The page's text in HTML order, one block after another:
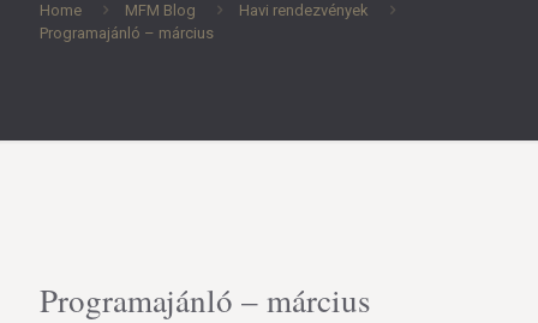
Home MFM Blog
Havi rendezvények
Programajánló – március
Programajánló – március